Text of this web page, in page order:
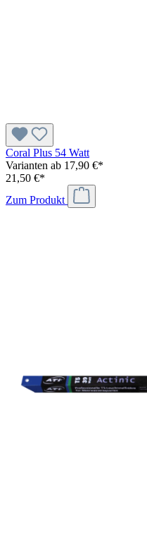
Coral Plus 54 Watt
Varianten ab 17,90 €*
21,50 €*
Zum Produkt